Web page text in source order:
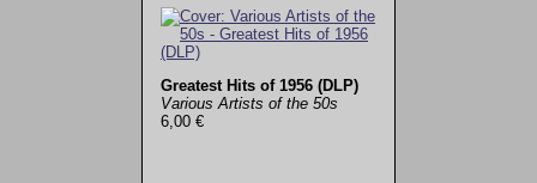
Greatest Hits of 1956 (DLP)
Various Artists of the 50s
6,00 €